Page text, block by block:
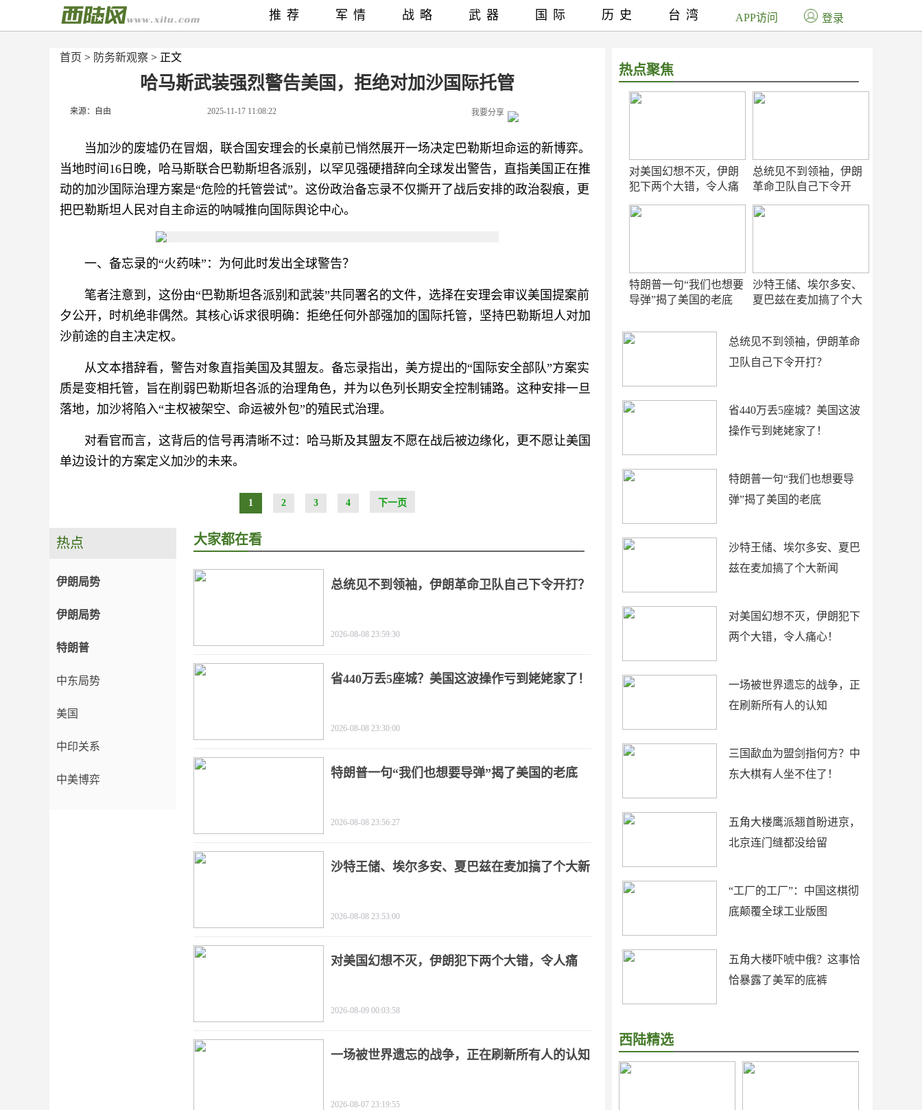
首页 > 防务新观察 > 正文
哈马斯武装强烈警告美国，拒绝对加沙国际托管
来源：自由 2025-11-17 11:08:22 我要分享
当加沙的废墟仍在冒烟，联合国安理会的长桌前已悄然展开一场决定巴勒斯坦命运的新博弈。
当地时间16日晚，哈马斯联合巴勒斯坦各派别，以罕见强硬措辞向全球发出警告，直指美国正在推
动的加沙国际治理方案是“危险的托管尝试”。这份政治备忘录不仅撕开了战后安排的政治裂痕，更
把巴勒斯坦人民对自主命运的呐喊推向国际舆论中心。
一、备忘录的“火药味”：为何此时发出全球警告？
笔者注意到，这份由“巴勒斯坦各派别和武装”共同署名的文件，选择在安理会审议美国提案前
夕公开，时机绝非偶然。其核心诉求很明确：拒绝任何外部强加的国际托管，坚持巴勒斯坦人对加
沙前途的自主决定权。
从文本措辞看，警告对象直指美国及其盟友。备忘录指出，美方提出的“国际安全部队”方案实
质是变相托管，旨在削弱巴勒斯坦各派的治理角色，并为以色列长期安全控制铺路。这种安排一旦
落地，加沙将陷入“主权被架空、命运被外包”的殖民式治理。
对看官而言，这背后的信号再清晰不过：哈马斯及其盟友不愿在战后被边缘化，更不愿让美国
单边设计的方案定义加沙的未来。
1 2 3 4 下一页
热点聚焦
对美国幻想不灭，伊朗
犯下两个大错，令人痛
总统见不到领袖，伊朗
革命卫队自己下令开
特朗普一句“我们也想要
导弹”揭了美国的老底
沙特王储、埃尔多安、
夏巴兹在麦加搞了个大
总统见不到领袖，伊朗革命
卫队自己下令开打？
省440万丢5座城？美国这波
操作亏到姥姥家了！
特朗普一句“我们也想要导
弹”揭了美国的老底
沙特王储、埃尔多安、夏巴
兹在麦加搞了个大新闻
对美国幻想不灭，伊朗犯下
两个大错，令人痛心！
一场被世界遗忘的战争，正
在刷新所有人的认知
三国歃血为盟剑指何方？中
东大棋有人坐不住了！
五角大楼鹰派翘首盼进京，
北京连门缝都没给留
“工厂的工厂”：中国这棋彻
底颠覆全球工业版图
五角大楼吓唬中俄？这事恰
恰暴露了美军的底裤
西陆精选
推荐 军情 战略 武器 国际 历史 台湾 APP访问 登录
热点
伊朗局势
伊朗局势
特朗普
中东局势
美国
中印关系
中美博弈
大家都在看
总统见不到领袖，伊朗革命卫队自己下令开打？
2026-08-08 23:59:30
省440万丢5座城？美国这波操作亏到姥姥家了！
2026-08-08 23:30:00
特朗普一句“我们也想要导弹”揭了美国的老底
2026-08-08 23:56:27
沙特王储、埃尔多安、夏巴兹在麦加搞了个大新
2026-08-08 23:53:00
对美国幻想不灭，伊朗犯下两个大错，令人痛
2026-08-09 00:03:58
一场被世界遗忘的战争，正在刷新所有人的认知
2026-08-07 23:19:55